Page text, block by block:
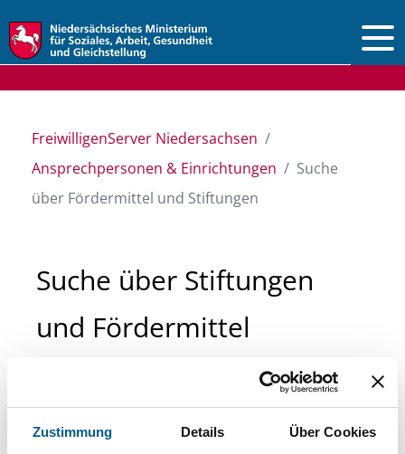
Zustimmung Details Über Cookies
FreiwilligenServer Niedersachsen
Ansprechpersonen & Einrichtungen
Suche
über Fördermittel und Stiftungen
Suche über Stiftungen
und Fördermittel
Sie suchen finanzielle Unterstützung für ein
Projekt oder ein Vorhaben? Hier können Sie
direkt über unsere Fördermitteldatenbank und